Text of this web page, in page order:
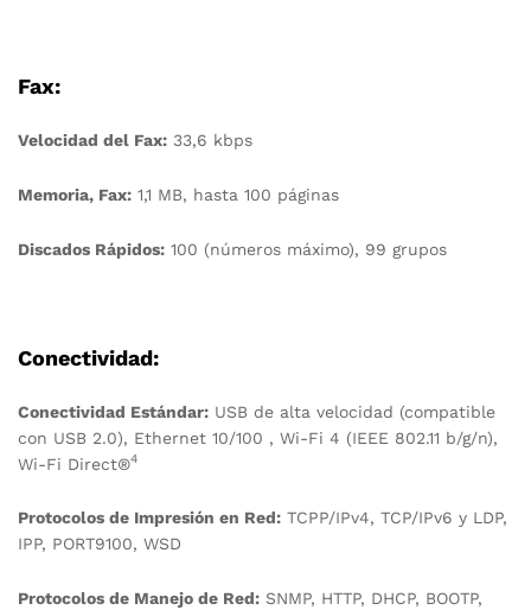
Fax:
Velocidad del Fax: 33,6 kbps
Memoria, Fax: 1,1 MB, hasta 100 páginas
Discados Rápidos: 100 (números máximo), 99 grupos
Conectividad:
Conectividad Estándar: USB de alta velocidad (compatible
con USB 2.0), Ethernet 10/100 , Wi-Fi 4 (IEEE 802.11 b/g/n),
Wi-Fi Direct®4
Protocolos de Impresión en Red: TCPP/IPv4, TCP/IPv6 y LDP,
IPP, PORT9100, WSD
Protocolos de Manejo de Red: SNMP, HTTP, DHCP, BOOTP,